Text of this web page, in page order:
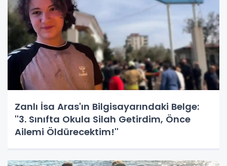
Zanlı İsa Aras'ın Bilgisayarındaki Belge:
''3. Sınıfta Okula Silah Getirdim, Önce
Ailemi Öldürecektim!''